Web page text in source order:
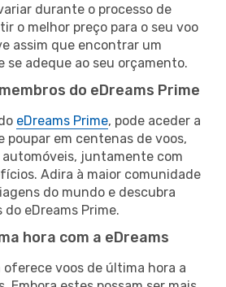
durante o processo de
o melhor preço para o seu voo
assim que encontrar um
se adeque ao seu orçamento.
do eDreams Prime
eDreams Prime, pode aceder a
poupar em centenas de voos,
juntamente com
Adira à maior comunidade
do mundo e descubra
eDreams Prime.
hora com a eDreams
oferece voos de última hora a